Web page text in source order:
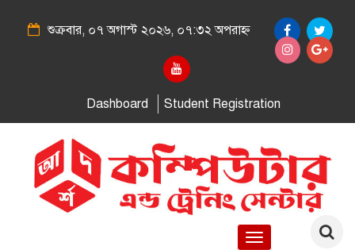
শুক্রবার, ০৭ অগাস্ট ২০২৬, ০৭:৩২ অপরাহ্ন
Dashboard Student Registration
Toggle